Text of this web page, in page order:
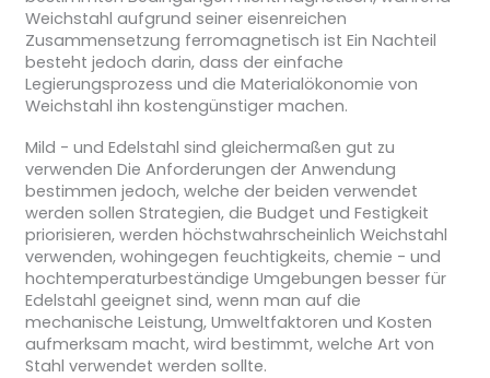
Weichstahl aufgrund seiner eisenreichen
Zusammensetzung ferromagnetisch ist Ein Nachteil
besteht jedoch darin, dass der einfache
Legierungsprozess und die Materialökonomie von
Weichstahl ihn kostengünstiger machen.
Mild - und Edelstahl sind gleichermaßen gut zu
verwenden Die Anforderungen der Anwendung
bestimmen jedoch, welche der beiden verwendet
werden sollen Strategien, die Budget und Festigkeit
priorisieren, werden höchstwahrscheinlich Weichstahl
verwenden, wohingegen feuchtigkeits, chemie - und
hochtemperaturbeständige Umgebungen besser für
Edelstahl geeignet sind, wenn man auf die
mechanische Leistung, Umweltfaktoren und Kosten
aufmerksam macht, wird bestimmt, welche Art von
Stahl verwendet werden sollte.